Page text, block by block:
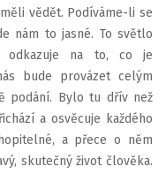
vědět. Podíváme-li se
nám to jasné. To světlo
odkazuje na to, co je
bude provázet celým
podání. Bylo tu dřív než
a osvěcuje každého
a přece o něm
skutečný život člověka.